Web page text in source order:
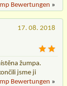
Bewertungen »
17. 08. 2018
žumpa.
jsme ji
Bewertungen »